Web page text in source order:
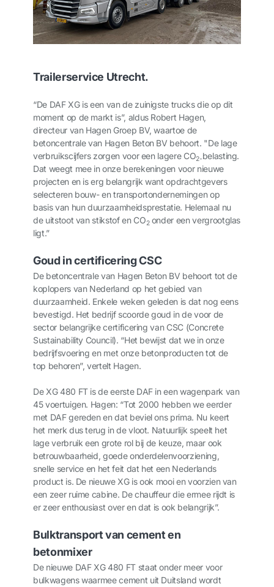
Trailerservice Utrecht.
“De DAF XG is een van de zuinigste trucks die op dit
moment op de markt is”, aldus Robert Hagen,
directeur van Hagen Groep BV, waartoe de
betoncentrale van Hagen Beton BV behoort. "De lage
verbruikscijfers zorgen voor een lagere CO2-belasting.
Dat weegt mee in onze berekeningen voor nieuwe
projecten en is erg belangrijk want opdrachtgevers
selecteren bouw- en transportondernemingen op
basis van hun duurzaamheidsprestatie. Helemaal nu
de uitstoot van stikstof en CO2onder een vergrootglas
ligt.”
Goud in certificering CSC
De betoncentrale van Hagen Beton BV behoort tot de
koplopers van Nederland op het gebied van
duurzaamheid. Enkele weken geleden is dat nog eens
bevestigd. Het bedrijf scoorde goud in de voor de
sector belangrijke certificering van CSC (Concrete
Sustainability Council). “Het bewijst dat we in onze
bedrijfsvoering en met onze betonproducten tot de
top behoren”, vertelt Hagen.
De XG 480 FT is de eerste DAF in een wagenpark van
45 voertuigen. Hagen: “Tot 2000 hebben we eerder
met DAF gereden en dat beviel ons prima. Nu keert
het merk dus terug in de vloot. Natuurlijk speelt het
lage verbruik een grote rol bij de keuze, maar ook
betrouwbaarheid, goede onderdelenvoorziening,
snelle service en het feit dat het een Nederlands
product is. De nieuwe XG is ook mooi en voorzien van
een zeer ruime cabine. De chauffeur die ermee rijdt is
er zeer enthousiast over en dat is ook belangrijk”.
Bulktransport van cement en
betonmixer
De nieuwe DAF XG 480 FT staat onder meer voor
bulkwagens waarmee cement uit Duitsland wordt